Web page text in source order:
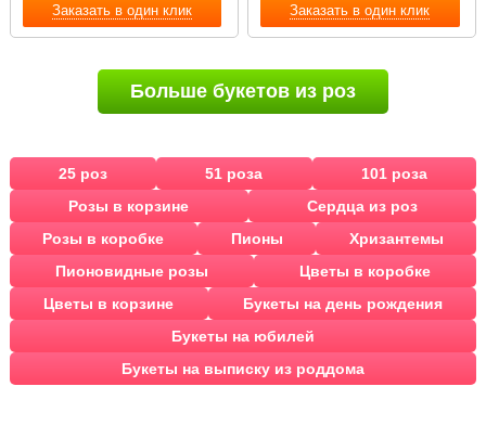
Заказать в один клик Заказать в один клик
Больше букетов из роз
25 роз 51 роза
101 роза
Розы в корзине
Сердца из роз
Розы в коробке
Пионы
Хризантемы
Пионовидные розы
Цветы в коробке
Цветы в корзине
Букеты на день рождения
Букеты на юбилей
Букеты на выписку из роддома